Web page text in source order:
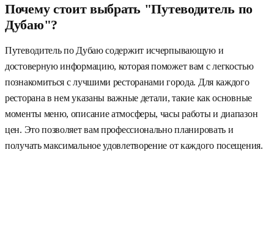
Почему стоит выбрать "Путеводитель по
Дубаю"?
Путеводитель по Дубаю содержит исчерпывающую и
достоверную информацию, которая поможет вам с легкостью
познакомиться с лучшими ресторанами города. Для каждого
ресторана в нем указаны важные детали, такие как основные
моменты меню, описание атмосферы, часы работы и диапазон
цен. Это позволяет вам профессионально планировать и
получать максимальное удовлетворение от каждого посещения.